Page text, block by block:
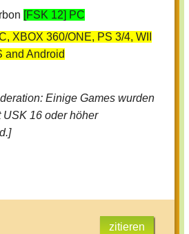
[FSK 12] PC
XBOX 360/ONE, PS 3/4, WII
and Android
Einige Games wurden
USK 16 oder höher
zitieren